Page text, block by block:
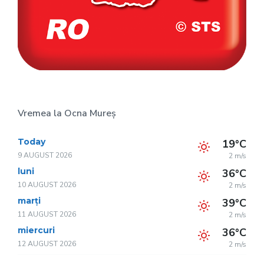
Vremea la Ocna Mureș
Today
9 AUGUST 2026
19°C
2 m/s
luni
10 AUGUST 2026
36°C
2 m/s
marți
11 AUGUST 2026
39°C
2 m/s
miercuri
12 AUGUST 2026
36°C
2 m/s